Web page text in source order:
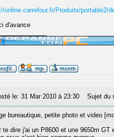
online.carrefour.fr/Produits/portable2/
d'avance
le: 31 Mar 2010 à 23:30 Sujet du
bureautique, petite photo et video
te dire j'ai un P8600 et une 9650m